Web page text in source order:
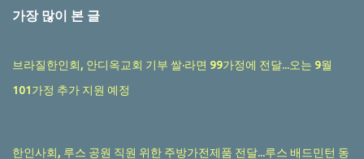
가장 많이 본 글
브라질한인회, 안디옥교회 기부 쌀·라면 99가정에 전달...오는 9월
101가정 추가 지원 예정
한인사회, 루스 공원 직원 위한 주방가전제품 전달...루스 배드민턴 동